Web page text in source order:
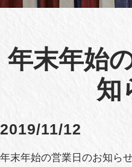
年末年始
知
2019/11/12
年末年始の営業日のお知ら